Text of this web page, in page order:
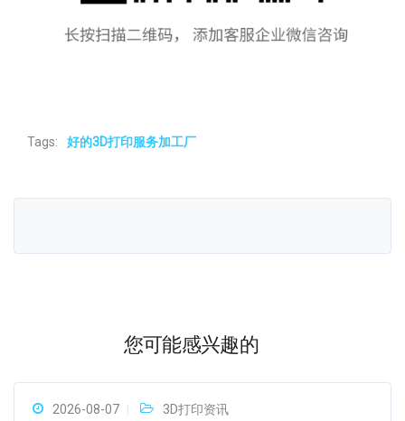
Tags: 好的3D打印服务加工厂
您可能感兴趣的
2026-08-07 3D打印资讯